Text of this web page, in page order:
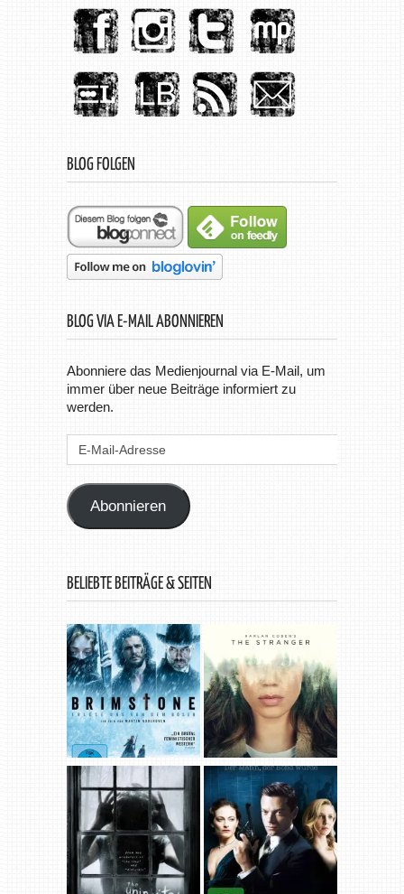
BLOG FOLGEN
BLOG VIA E-MAIL ABONNIEREN
Abonniere das Medienjournal via E-Mail, um
immer über neue Beiträge informiert zu
werden.
Abonnieren
BELIEBTE BEITRÄGE & SEITEN